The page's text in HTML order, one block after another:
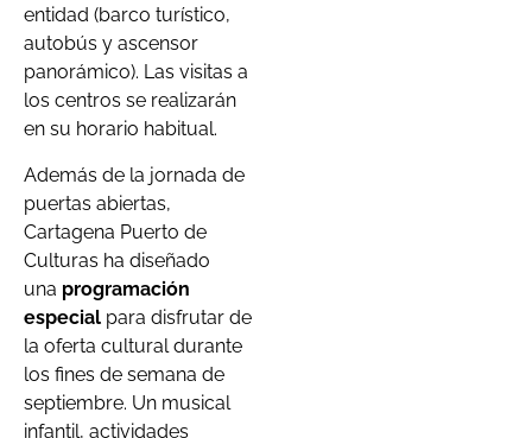
entidad (barco turístico,
autobús y ascensor
panorámico). Las visitas a
los centros se realizarán
en su horario habitual.
Además de la jornada de
puertas abiertas,
Cartagena Puerto de
Culturas ha diseñado
una programación
especial para disfrutar de
la oferta cultural durante
los fines de semana de
septiembre. Un musical
infantil, actividades